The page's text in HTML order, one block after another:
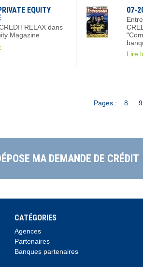
EQUITY
dans
Magazine
07-
Lire
Pages : 8 9
MA DEMANDE DE CRÉDIT
CATÉGORIES
Agences
Partenaires
Banques partenaires